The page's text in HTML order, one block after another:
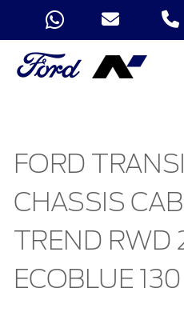
FORD
CHASSIS
TREND RWD
ECOBLUE